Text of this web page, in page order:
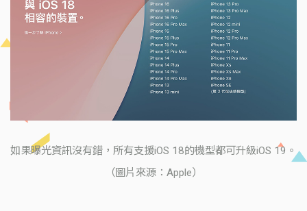
如果曝光資訊沒有錯，所有支援iOS 18的機型都可升級iOS 19。
（圖片來源：Apple）